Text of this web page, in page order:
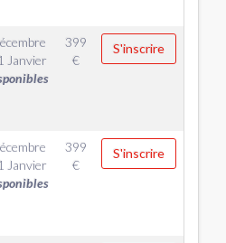
Janvier
399
€
S'inscrire
Janvier
399
€
S'inscrire